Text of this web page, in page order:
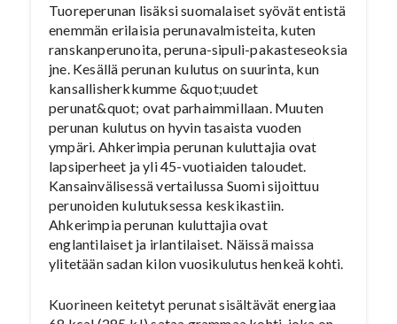
Tuoreperunan lisäksi suomalaiset syövät entistä
enemmän erilaisia perunavalmisteita, kuten
ranskanperunoita, peruna-sipuli-pakasteseoksia
jne. Kesällä perunan kulutus on suurinta, kun
kansallisherkkumme &quot;uudet
perunat&quot; ovat parhaimmillaan. Muuten
perunan kulutus on hyvin tasaista vuoden
ympäri. Ahkerimpia perunan kuluttajia ovat
lapsiperheet ja yli 45-vuotiaiden taloudet.
Kansainvälisessä vertailussa Suomi sijoittuu
perunoiden kulutuksessa keskikastiin.
Ahkerimpia perunan kuluttajia ovat
englantilaiset ja irlantilaiset. Näissä maissa
ylitetään sadan kilon vuosikulutus henkeä kohti.
Kuorineen keitetyt perunat sisältävät energiaa